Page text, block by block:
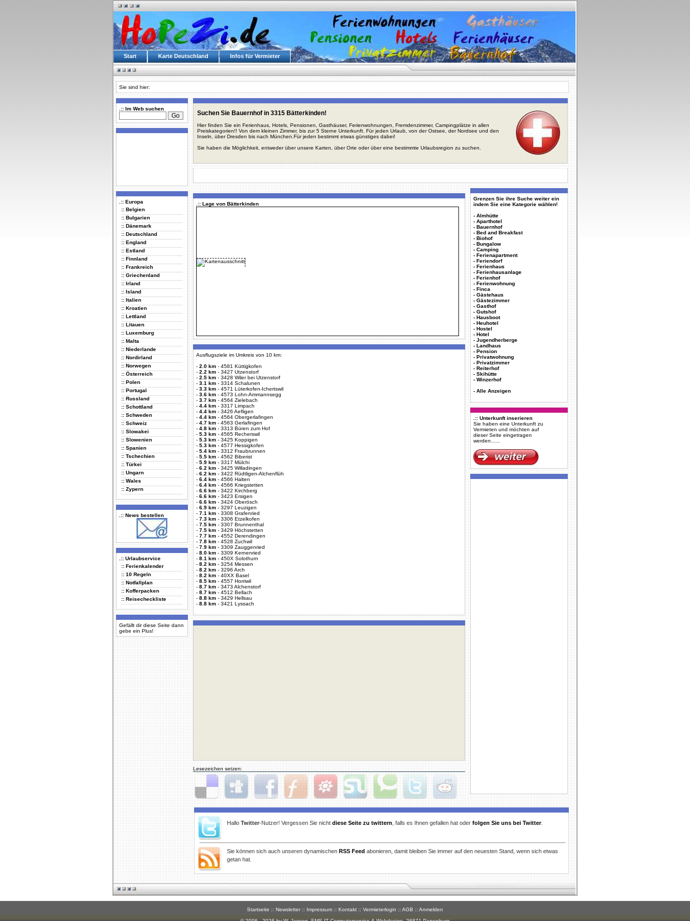
Start Karte Deutschland Infos für Vermieter
Sie sind hier:
.:: Im Web suchen
.:: Europa
:: Belgien
:: Bulgarien
:: Dänemark
:: Deutschland
:: England
:: Estland
:: Finnland
:: Frankreich
:: Griechenland
:: Irland
:: Island
:: Italien
:: Kroatien
:: Lettland
:: Litauen
:: Luxemburg
:: Malta
:: Niederlande
:: Nordirland
:: Norwegen
:: Österreich
:: Polen
:: Portugal
:: Russland
:: Schottland
:: Schweden
:: Schweiz
:: Slowakei
:: Slowenien
:: Spanien
:: Tschechien
:: Türkei
:: Ungarn
:: Wales
:: Zypern
.:: News bestellen
.:: Urlaubservice
:: Ferienkalender
:: 10 Regeln
:: Notfallplan
:: Kofferpacken
:: Reisecheckliste
Gefällt dir diese Seite dann
gebe ein Plus!
Suchen Sie Bauernhof in 3315 Bätterkinden!
Hier finden Sie ein Ferienhaus, Hotels, Pensionen, Gasthäuser, Ferienwohnungen, Fremdenzimmer, Campingplätze in allen
Preiskategorien!! Von dem kleinen Zimmer, bis zur 5 Sterne Unterkunft. Für jeden Urlaub, von der Ostsee, der Nordsee und den
Inseln, über Dresden bis nach München.Für jeden bestimmt etwas günstiges dabei!
Sie haben die Möglichkeit, entweder über unsere Karten, über Orte oder über eine bestimmte Urlaubsregion zu suchen.
.:: Lage von Bätterkinden
Ausflugsziele im Umkreis von 10 km:
- 2.0 km - 4581 Küttigkofen
- 2.2 km - 3427 Utzenstorf
- 2.5 km - 3428 Wiler bei Utzenstorf
- 3.1 km - 3314 Schalunen
- 3.3 km - 4571 Lüterkofen-Ichertswil
- 3.6 km - 4573 Lohn-Ammannsegg
- 3.7 km - 4564 Zielebach
- 4.4 km - 3317 Limpach
- 4.4 km - 3426 Aefligen
- 4.4 km - 4564 Obergerlafingen
- 4.7 km - 4563 Gerlafingen
- 4.8 km - 3313 Büren zum Hof
- 5.3 km - 4565 Recherswil
- 5.3 km - 3425 Koppigen
- 5.3 km - 4577 Hessigkofen
- 5.4 km - 3312 Fraubrunnen
- 5.5 km - 4562 Biberist
- 5.9 km - 3317 Mülchi
- 6.2 km - 3425 Willadingen
- 6.2 km - 3422 Rüdtligen-Alchenflüh
- 6.4 km - 4566 Halten
- 6.4 km - 4566 Kriegstetten
- 6.6 km - 3422 Kirchberg
- 6.6 km - 3423 Ersigen
- 6.6 km - 3424 Oberösch
- 6.9 km - 3297 Leuzigen
- 7.1 km - 3308 Grafenried
- 7.3 km - 3306 Etzelkofen
- 7.5 km - 3307 Brunnenthal
- 7.5 km - 3429 Höchstetten
- 7.7 km - 4552 Derendingen
- 7.8 km - 4528 Zuchwil
- 7.9 km - 3309 Zauggenried
- 8.0 km - 3309 Kernenried
- 8.1 km - 450X Solothurn
- 8.2 km - 3254 Messen
- 8.2 km - 3296 Arch
- 8.2 km - 40XX Basel
- 8.5 km - 4557 Horriwil
- 8.7 km - 3473 Alchenstorf
- 8.7 km - 4512 Bellach
- 8.8 km - 3429 Hellsau
- 8.8 km - 3421 Lyssach
Lesezeichen setzen:
Delicious Digg Facebook Furl StudiVZ StumbleUponTechnorati Twitter Reddit
Grenzen Sie ihre Suche weiter ein
indem Sie eine Kategorie wählen!
- Almhütte
- Aparthotel
- Bauernhof
- Bed and Breakfast
- Biohof
- Bungalow
- Camping
- Ferienapartment
- Feriendorf
- Ferienhaus
- Ferienhausanlage
- Ferienhof
- Ferienwohnung
- Finca
- Gästehaus
- Gästezimmer
- Gasthof
- Gutshof
- Hausboot
- Heuhotel
- Hostel
- Hotel
- Jugendherberge
- Landhaus
- Pension
- Privatwohnung
- Privatzimmer
- Reiterhof
- Skihütte
- Winzerhof
- Alle Anzeigen
.:: Unterkunft inserieren
Sie haben eine Unterkunft zu
Vermieten und möchten auf
dieser Seite eingetragen
werden......
Hallo Twitter-Nutzer! Vergessen Sie nicht diese Seite zu twittern , falls es Ihnen gefallen hat oder folgen Sie uns bei Twitter.
Sie können sich auch unseren dynamischen RSS Feed abonieren, damit bleiben Sie immer auf den neuesten Stand, wenn sich etwas
getan hat.
Startseite :: Newsletter :: Impressum :: Kontakt :: Vermieterlogin :: AGB :: Anmelden